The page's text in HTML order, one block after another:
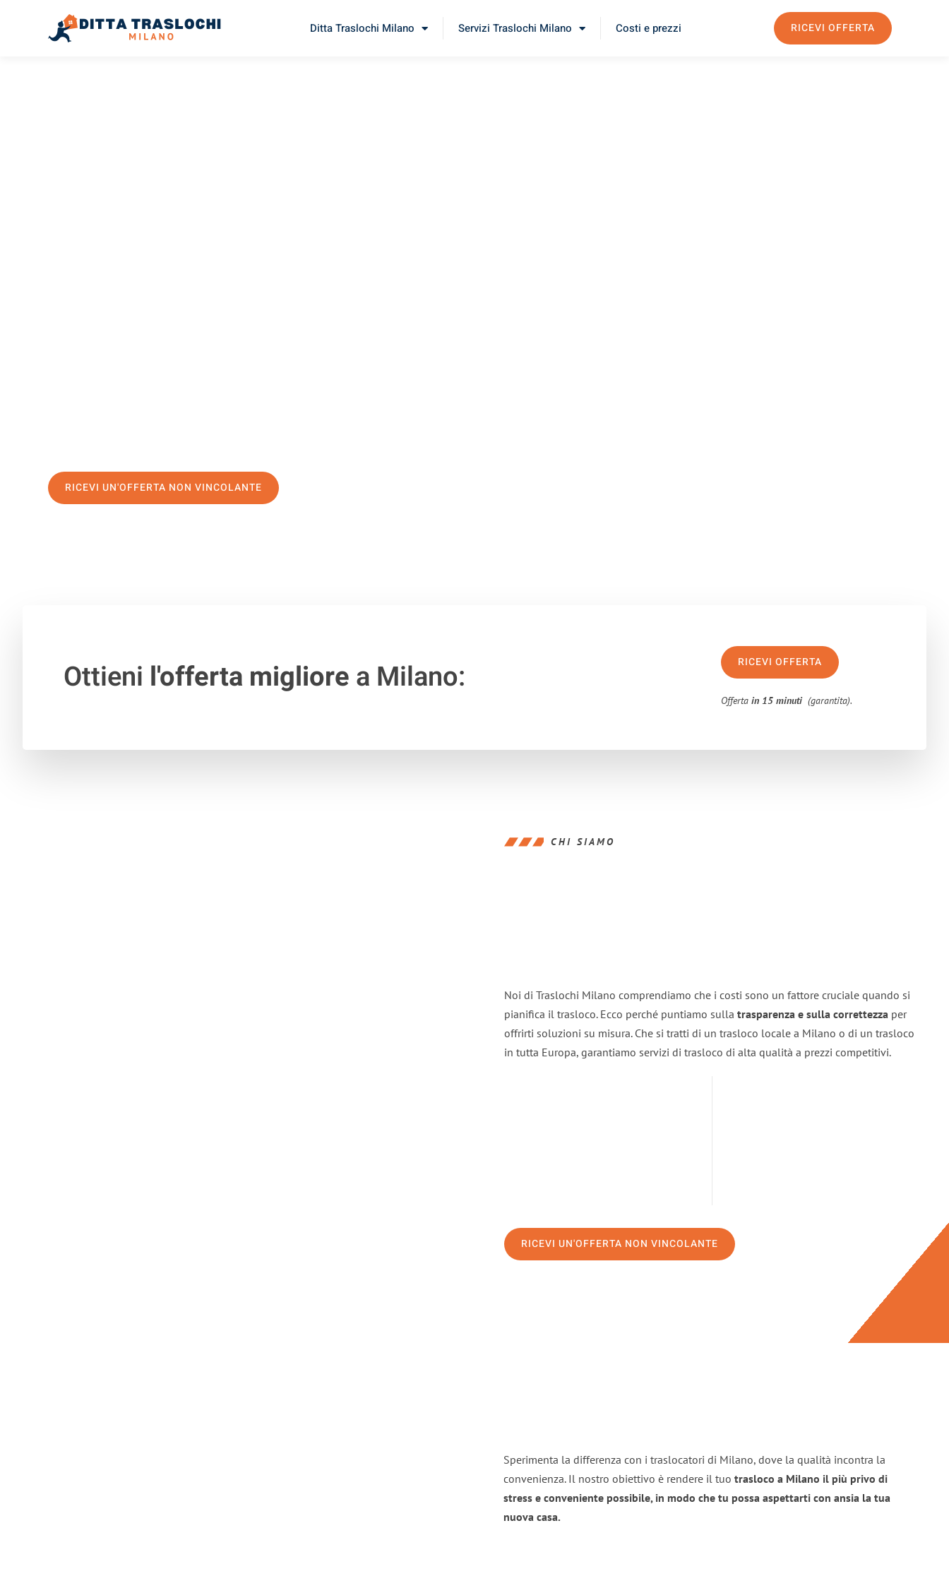
Ditta Traslochi Milano Servizi Traslochi Milano Costi e prezzi RICEVI OFFERTA
RICEVI UN'OFFERTA NON VINCOLANTE
Ottieni l'offerta migliorea Milano: RICEVI OFFERTA
Offertain 15 minuti (garantita).
CHI SIAMO
Noi di Traslochi Milano comprendiamo che i costi sono un fattore cruciale quando si
pianifica il trasloco. Ecco perché puntiamo sulla trasparenza e sulla correttezza per
offrirti soluzioni su misura. Che si tratti di un trasloco locale a Milano o di un trasloco
in tutta Europa, garantiamo servizi di trasloco di alta qualità a prezzi competitivi.
RICEVI UN'OFFERTA NON VINCOLANTE
Sperimenta la differenza con i traslocatori di Milano, dove la qualità incontra la
convenienza. Il nostro obiettivo è rendere il tuo trasloco a Milano il più privo di
stress e conveniente possibile, in modo che tu possa aspettarti con ansia la tua
nuova casa.